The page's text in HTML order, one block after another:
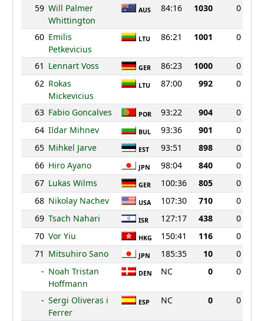
59 Will Palmer
Whittington
AUS 84:16 1030 0
60 Emilis
Petkevicius
LTU 86:21 1001 0
61 Lennart Voss GER 86:23 1000
0
62 Rokas
Mickevicius
LTU 87:00 992 0
63 Fabio Goncalves POR 93:22 904
0
64 Ildar Mihnev BUL 93:36 901
0
65 Mihkel Jarve EST 93:51 898
0
66 Hiro Ayano JPN 98:04 840
0
67 Lukas Wilms GER 100:36 805
0
68 Nikolay Nachev USA 107:30 710
0
69 Tsach Nahari ISR 127:17 438
0
70 Vor Yiu HKG 150:41 116
0
71 Mitsuhiro Sano JPN 185:35 10
0
- Noah Tristan
Hoffmann
DEN NC 0 0
- Sergi Oliveras i
Ferrer
ESP NC 0 0